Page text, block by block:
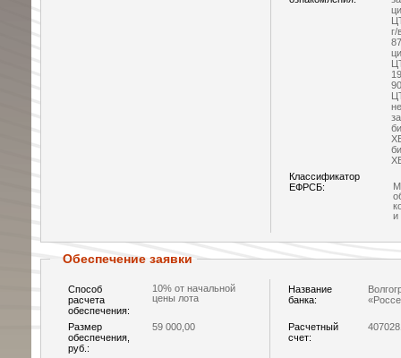
Классификатор
ЕФРСБ:
и
Обеспечение заявки
Способ
расчета
обеспечения:
10% от начальной
цены лота
Название
банка:
Размер
обеспечения,
руб.:
59 000,00
Расчетный
счет: